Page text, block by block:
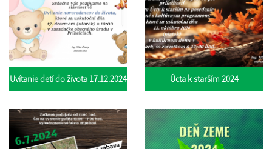
Uvítanie detí do života 17.12.2024 Úcta k starším 2024